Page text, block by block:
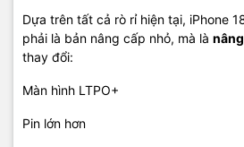
Dựa trên tất cả rò rỉ hiện tại, iPhone
phải là bản nâng cấp nhỏ, mà là
thay đổi:
Màn hình LTPO+
Pin lớn hơn